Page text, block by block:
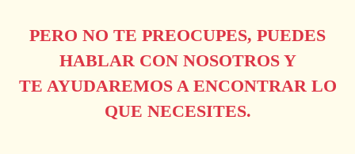
PERO NO TE PREOCUPES, PUEDES
HABLAR CON NOSOTROS Y
TE AYUDAREMOS A ENCONTRAR LO
QUE NECESITES.